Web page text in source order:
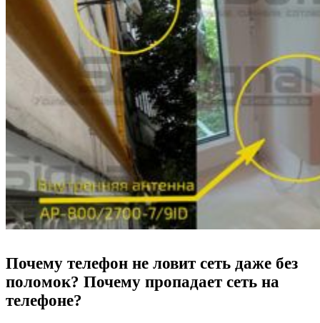
Почему телефон не ловит сеть даже без
поломок? Почему пропадает сеть на
телефоне?